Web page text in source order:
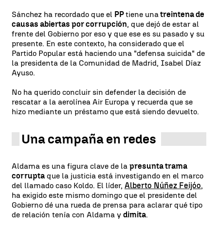
Sánchez ha recordado que el PPtiene unatreintena de
causas abiertas por corrupción, que dejó de estar al
frente del Gobierno por eso y que ese es su pasado y su
presente. En este contexto, ha considerado que el
Partido Popular está haciendo una "defensa suicida" de
la presidenta de la Comunidad de Madrid, Isabel Díaz
Ayuso.
No ha querido concluir sin defender la decisión de
rescatar a la aerolínea Air Europa y recuerda que se
hizo mediante un préstamo que está siendo devuelto.
Una campaña en redes
Aldama es una figura clave de la presunta trama
corrupta que la justicia está investigando en el marco
del llamado caso Koldo. El líder, Alberto Núñez Feijóo,
ha exigido este mismo domingo que el presidente del
Gobierno dé una rueda de prensa para aclarar qué tipo
de relación tenía con Aldama y dimita.